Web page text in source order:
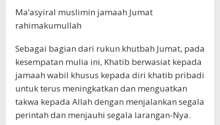
Ma’asyiral muslimin jamaah Jumat
rahimakumullah
Sebagai bagian dari rukun khutbah Jumat, pada
kesempatan mulia ini, Khatib berwasiat kepada
jamaah wabil khusus kepada diri khatib pribadi
untuk terus meningkatkan dan menguatkan
takwa kepada Allah dengan menjalankan segala
perintah dan menjauhi segala larangan-Nya.